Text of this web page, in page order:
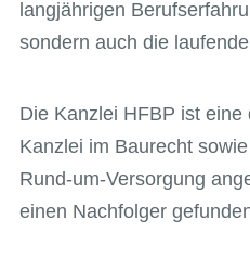
langjährigen
sondern auch die
Die Kanzlei HFBP ist
Kanzlei im Baurecht
Rund-um-Versorgung
einen Nachfolger